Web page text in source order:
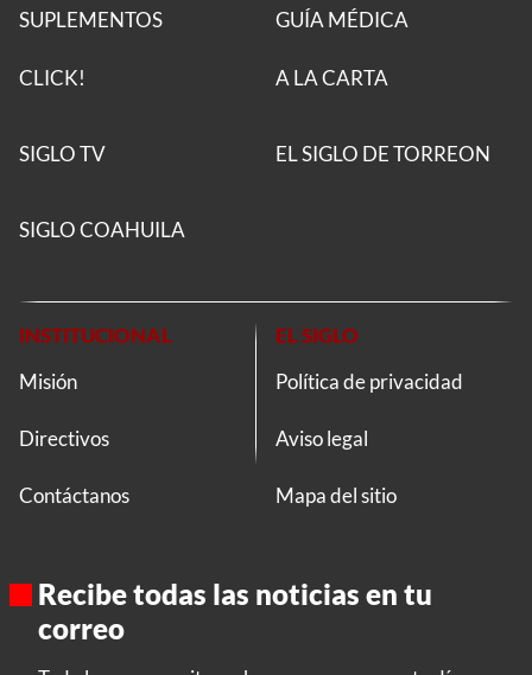
SUPLEMENTOS
CLICK!
GUÍA MÉDICA
A LA CARTA
SIGLO TV EL SIGLO DE TORREON
SIGLO COAHUILA
INSTITUCIONAL
Misión
Directivos
Contáctanos
EL SIGLO
Política de privacidad
Aviso legal
Mapa del sitio
Recibe todas las noticias en tu
correo